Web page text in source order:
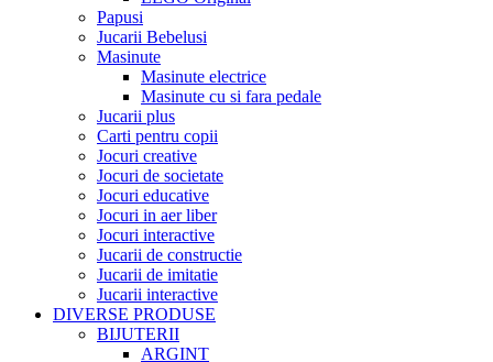
Papusi
Jucarii Bebelusi
Masinute
Masinute electrice
Masinute cu si fara pedale
Jucarii plus
Carti pentru copii
Jocuri creative
Jocuri de societate
Jocuri educative
Jocuri in aer liber
Jocuri interactive
Jucarii de constructie
Jucarii de imitatie
Jucarii interactive
DIVERSE PRODUSE
BIJUTERII
ARGINT